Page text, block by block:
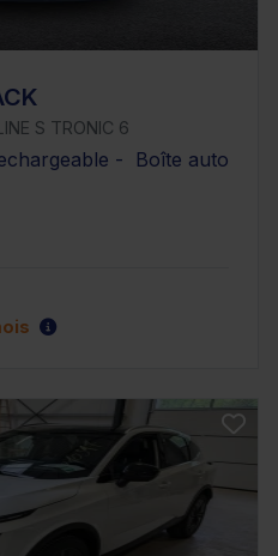
S TRONIC 6
- Boîte auto